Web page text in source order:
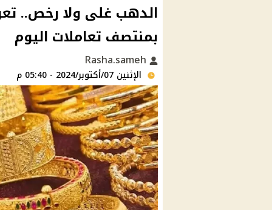
الدهب غلى ولا رخص..
بمنتصف تعاملات اليوم
الإثنين 07/أكتوبر/2024 - 05:40 م